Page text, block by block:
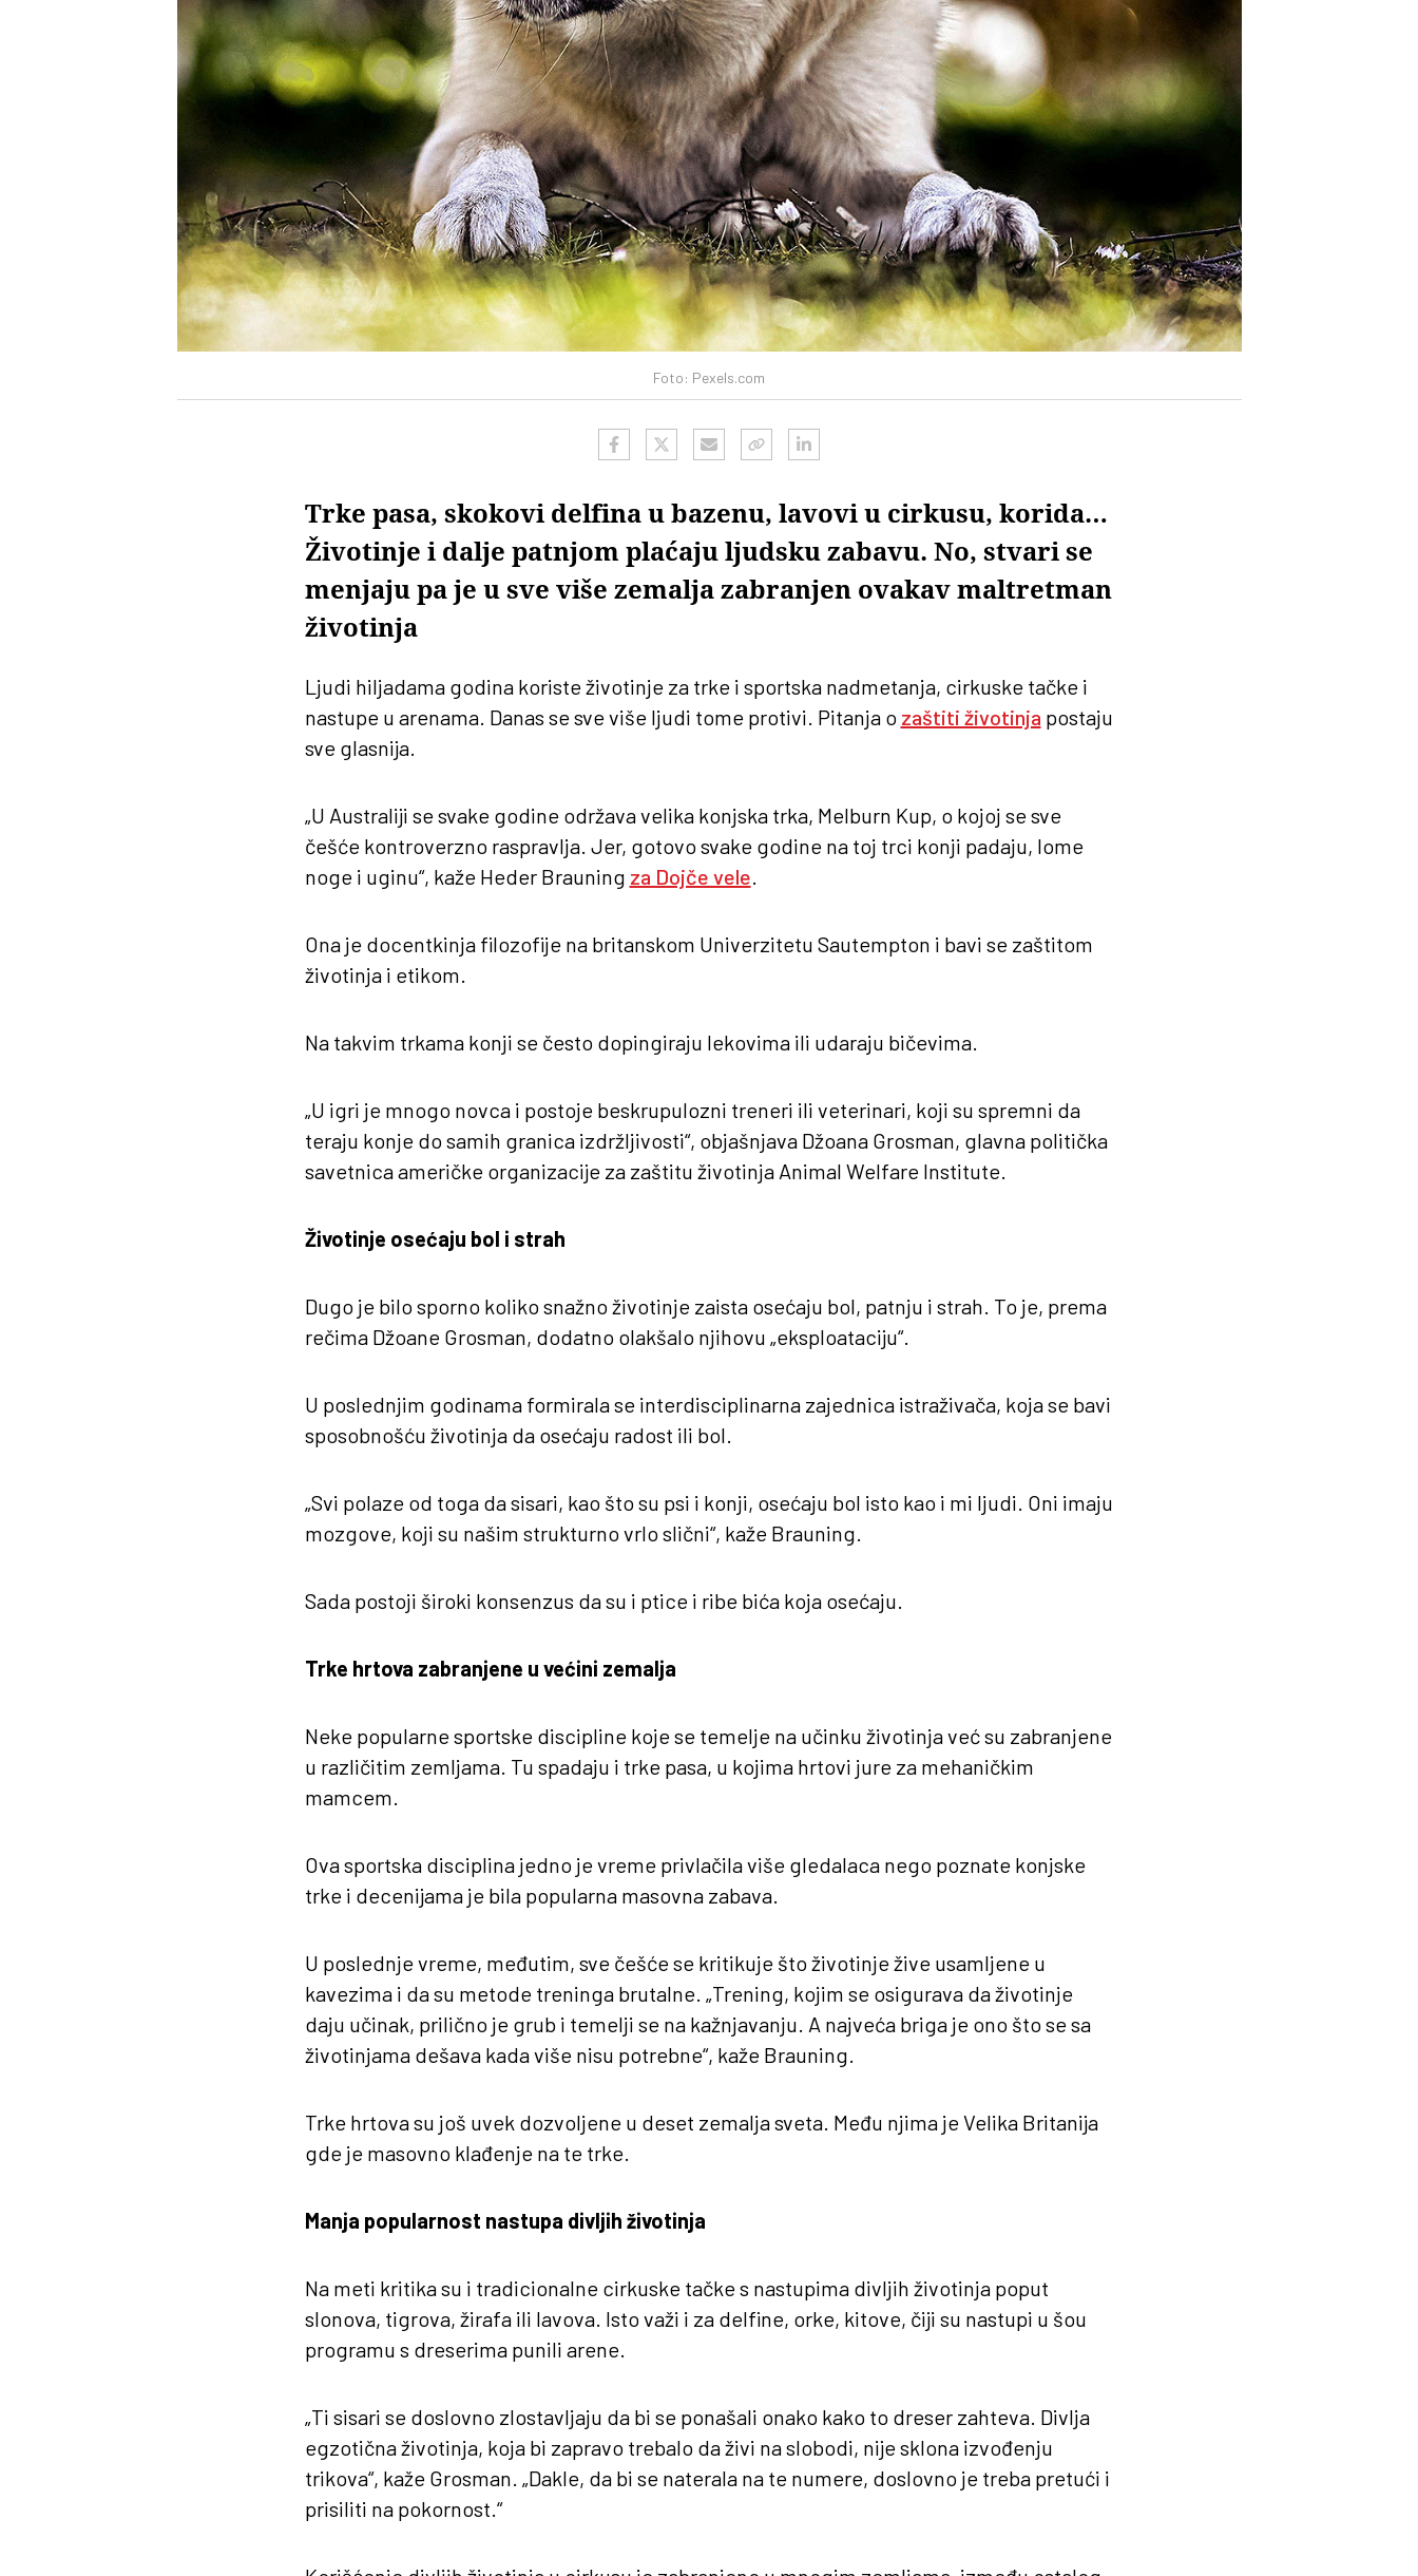
Foto: Pexels.com
Trke pasa, skokovi delfina u bazenu, lavovi u cirkusu, korida…
Životinje i dalje patnjom plaćaju ljudsku zabavu. No, stvari se
menjaju pa je u sve više zemalja zabranjen ovakav maltretman
životinja
Ljudi hiljadama godina koriste životinje za trke i sportska nadmetanja, cirkuske tačke i
nastupe u arenama. Danas se sve više ljudi tome protivi. Pitanja o zaštiti životinja postaju
sve glasnija.
„U Australiji se svake godine održava velika konjska trka, Melburn Kup, o kojoj se sve
češće kontroverzno raspravlja. Jer, gotovo svake godine na toj trci konji padaju, lome
noge i uginu“, kaže Heder Brauning za Dojče vele.
Ona je docentkinja filozofije na britanskom Univerzitetu Sautempton i bavi se zaštitom
životinja i etikom.
Na takvim trkama konji se često dopingiraju lekovima ili udaraju bičevima.
„U igri je mnogo novca i postoje beskrupulozni treneri ili veterinari, koji su spremni da
teraju konje do samih granica izdržljivosti“, objašnjava Džoana Grosman, glavna politička
savetnica američke organizacije za zaštitu životinja Animal Welfare Institute.
Životinje osećaju bol i strah
Dugo je bilo sporno koliko snažno životinje zaista osećaju bol, patnju i strah. To je, prema
rečima Džoane Grosman, dodatno olakšalo njihovu „eksploataciju“.
U poslednjim godinama formirala se interdisciplinarna zajednica istraživača, koja se bavi
sposobnošću životinja da osećaju radost ili bol.
„Svi polaze od toga da sisari, kao što su psi i konji, osećaju bol isto kao i mi ljudi. Oni imaju
mozgove, koji su našim strukturno vrlo slični“, kaže Brauning.
Sada postoji široki konsenzus da su i ptice i ribe bića koja osećaju.
Trke hrtova zabranjene u većini zemalja
Neke popularne sportske discipline koje se temelje na učinku životinja već su zabranjene
u različitim zemljama. Tu spadaju i trke pasa, u kojima hrtovi jure za mehaničkim
mamcem.
Ova sportska disciplina jedno je vreme privlačila više gledalaca nego poznate konjske
trke i decenijama je bila popularna masovna zabava.
U poslednje vreme, međutim, sve češće se kritikuje što životinje žive usamljene u
kavezima i da su metode treninga brutalne. „Trening, kojim se osigurava da životinje
daju učinak, prilično je grub i temelji se na kažnjavanju. A najveća briga je ono što se sa
životinjama dešava kada više nisu potrebne“, kaže Brauning.
Trke hrtova su još uvek dozvoljene u deset zemalja sveta. Među njima je Velika Britanija
gde je masovno klađenje na te trke.
Manja popularnost nastupa divljih životinja
Na meti kritika su i tradicionalne cirkuske tačke s nastupima divljih životinja poput
slonova, tigrova, žirafa ili lavova. Isto važi i za delfine, orke, kitove, čiji su nastupi u šou
programu s dreserima punili arene.
„Ti sisari se doslovno zlostavljaju da bi se ponašali onako kako to dreser zahteva. Divlja
egzotična životinja, koja bi zapravo trebalo da živi na slobodi, nije sklona izvođenju
trikova“, kaže Grosman. „Dakle, da bi se naterala na te numere, doslovno je treba pretući i
prisiliti na pokornost.“